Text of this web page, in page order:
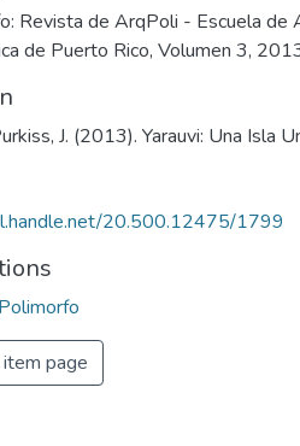
Revista de ArqPoli - Escuela de
de Puerto Rico, Volumen 3,
J. (2013). Yarauvi: Una Isla
20.500.12475/1799
item page